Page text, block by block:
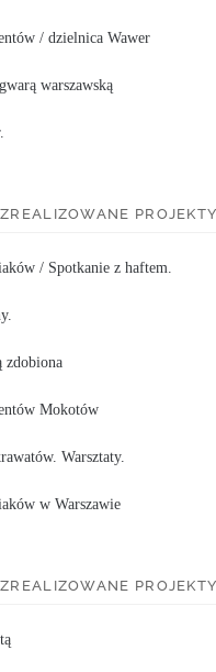
/ dzielnica Wawer
warszawską
ZREALIZOWANE
/ Spotkanie z haftem.
Mokotów
Warsztaty.
w Warszawie
ZREALIZOWANE